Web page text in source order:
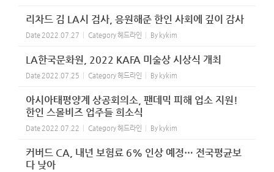
리차드 김 LA시 검사, 응원해준 한인 사회에 깊이 감사
Date 2022.07.27 Category헤드라인 By kykim
LA한국문화원, 2022 KAFA 미술상 시상식 개최
Date 2022.07.25 Category헤드라인 By kykim
아시아태평양계 상공회의소, 팬데믹 피해 업소 지원!
한인 스몰비즈 업주들 희소식
Date 2022.07.22 Category헤드라인 By kykim
커버드 CA, 내년 보험료 6% 인상 예정… 전국평균보
다 낮아